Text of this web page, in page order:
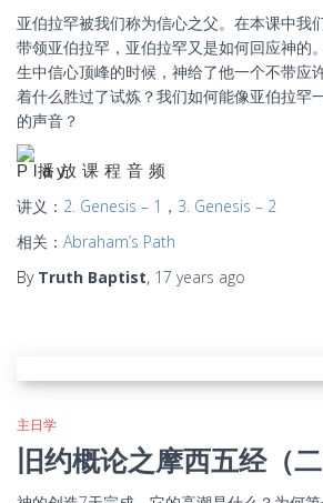
亚伯拉罕被我们称为信心之父。在本课中我
带领亚伯拉罕，亚伯拉罕又是如何回应神的
生中信心顶峰的时候，神给了他一个不带应
着什么胜过了试炼？我们如何能像亚伯拉罕
的声音？
播放课程音频
讲义： 2. Genesis – 1 ， 3. Genesis – 2
相关： Abraham’s Path
By Truth Baptist, 17 years ago
主日学
旧约概论之摩西五经（